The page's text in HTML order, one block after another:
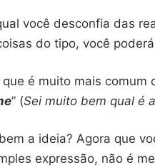
você desconfia das
do tipo, você
é muito mais comum
” (Sei muito bem qual é
a ideia? Agora que
expressão, não é